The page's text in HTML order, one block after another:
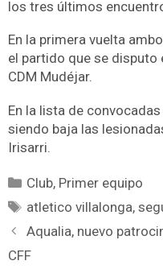
los tres últimos
En la primera vuelta
el partido que se disputo
CDM Mudéjar.
En la lista de
siendo baja las
Irisarri.
Club, Primer equipo
atletico villalonga,
Aqualia, nuevo
CFF